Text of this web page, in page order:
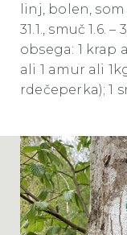
linj, bolen, som
31.1., smuč 1.6.
obsega: 1 krap
ali 1 amur ali
rdečeperka); 1